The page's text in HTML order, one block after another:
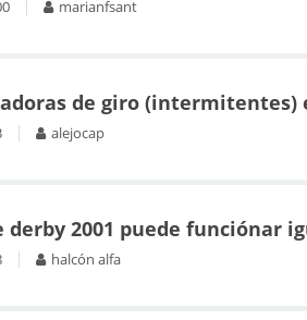
marianfsant
de giro (intermitentes)
alejocap
derby 2001 puede funciónar
halcón alfa